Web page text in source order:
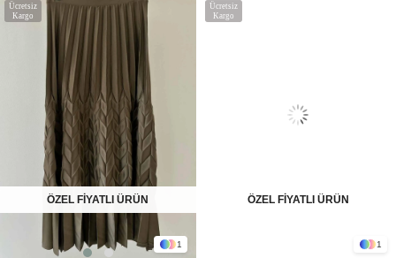
1
Ücretsiz
Kargo
ÖZEL FİYATLI ÜRÜN
1
Ücretsiz
Kargo
ÖZEL FİYATLI ÜRÜN